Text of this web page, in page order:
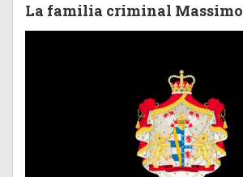
La familia criminal Massimo